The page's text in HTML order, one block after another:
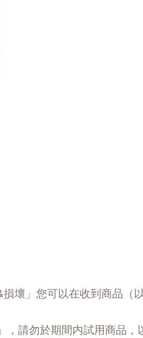
壞」您可以在收到商品（
請勿於期間内試用商品，